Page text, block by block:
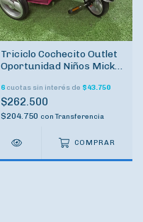
Triciclo Cochecito Outlet
Oportunidad Niños Mickey
6 cuotas sin interés de $43.750
$262.500
$204.750 con Transferencia
COMPRAR